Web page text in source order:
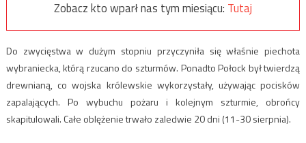
Zobacz kto wparł nas tym miesiącu: Tutaj
Do zwycięstwa w dużym stopniu przyczyniła się właśnie piechota
wybraniecka, którą rzucano do szturmów. Ponadto Połock był twierdzą
drewnianą, co wojska królewskie wykorzystały, używając pocisków
zapalających. Po wybuchu pożaru i kolejnym szturmie, obrońcy
skapitulowali. Całe oblężenie trwało zaledwie 20 dni (11-30 sierpnia).